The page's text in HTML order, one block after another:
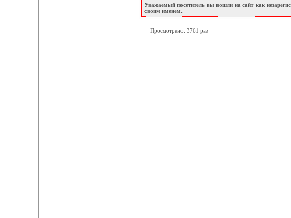
Уважаемый посетитель вы вошли на сайт как
своим именем.
Просмотрено: 3761 раз